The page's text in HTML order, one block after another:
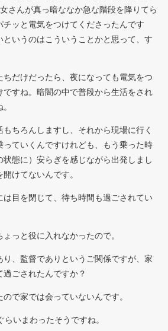
さんが真っ暗ななか急な階段を降りてら
チッと電気をつけてくださったんです
というのはこういうことかと思って、す
ちだけだったら、夜になっても電気をつ
ですね。暗闇の中で普段から生活をされ
もちろんしますし、それから現場に行く
ていくんですけれども、もう乗った時
態に）安らぎを感じながら出発しまし
けてないんです。
は目を閉じて、待ち時間も過ごされてい
ょっと役に入れなかったので。
り、監督でありというご関係ですが、家
ごされたんですか？
ので家では会っていないんです。
いまわったそうですね。